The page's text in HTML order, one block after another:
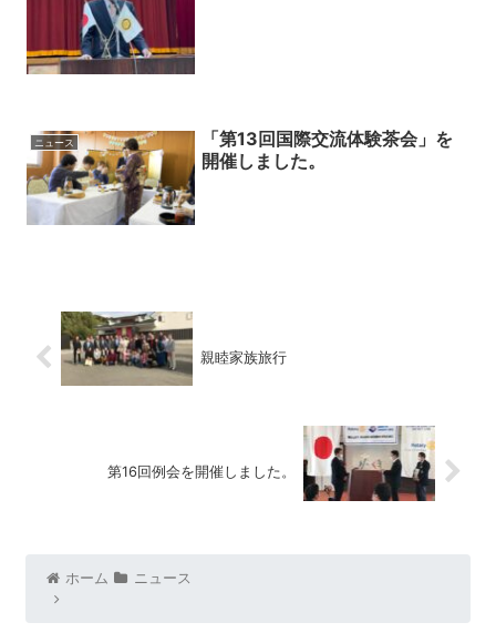
ニュース
「第13回国際交流体験茶会」を
開催しました。
親睦家族旅行
第16回例会を開催しました。
ホーム ニュース